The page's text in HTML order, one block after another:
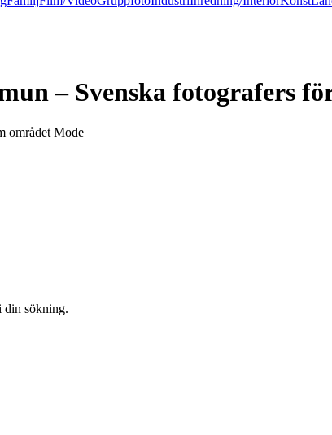
– Svenska fotografers
området Mode
din sökning.